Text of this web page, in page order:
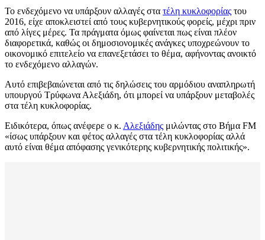
Το ενδεχόμενο να υπάρξουν αλλαγές στα τέλη κυκλοφορίας του
2016, είχε αποκλειστεί από τους κυβερνητικούς φορείς, μέχρι πριν
από λίγες μέρες. Τα πράγματα όμως φαίνεται πως είναι πλέον
διαφορετικά, καθώς οι δημοσιονομικές ανάγκες υποχρεώνουν το
οικονομικό επιτελείο να επανεξετάσει το θέμα, αφήνοντας ανοικτό
το ενδεχόμενο αλλαγών.
Αυτό επιβεβαιώνεται από τις δηλώσεις του αρμόδιου αναπληρωτή
υπουργού Τρύφωνα Αλεξιάδη, ότι μπορεί να υπάρξουν μεταβολές
στα τέλη κυκλοφορίας.
Ειδικότερα, όπως ανέφερε ο κ. Αλεξιάδης μιλώντας στο Βήμα FM
«ίσως υπάρξουν και φέτος αλλαγές στα τέλη κυκλοφορίας αλλά
αυτό είναι θέμα απόφασης γενικότερης κυβερνητικής πολιτικής».